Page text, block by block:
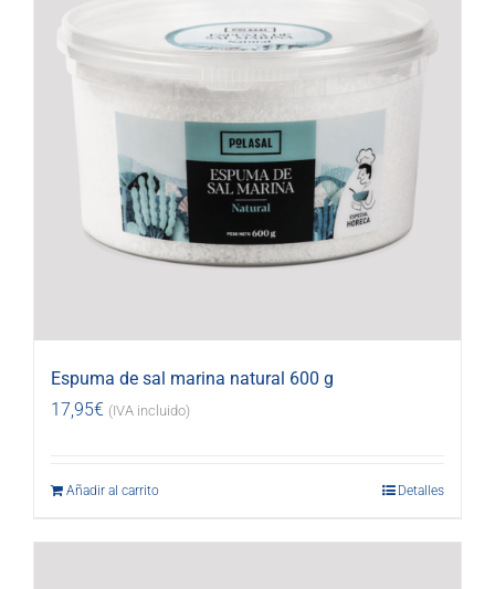
Espuma de sal marina natural 600 g
17,95€ (IVA incluido)
Añadir al carrito Detalles